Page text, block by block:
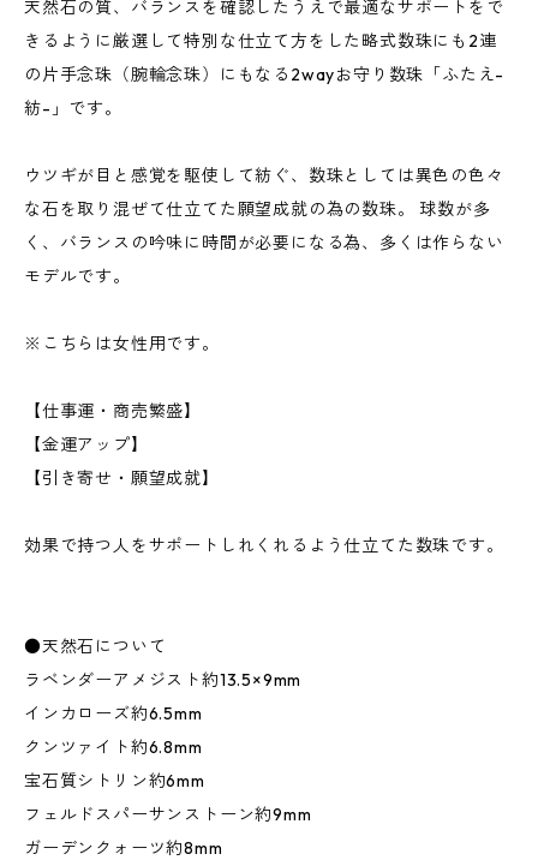
天然石の質、バランスを確認したうえで最適なサポートをで
きるように厳選して特別な仕立て方をした略式数珠にも2連
の片手念珠（腕輪念珠）にもなる2wayお守り数珠「ふたえ-
紡-」です。
ウツギが目と感覚を駆使して紡ぐ、数珠としては異色の色々
な石を取り混ぜて仕立てた願望成就の為の数珠。 球数が多
く、バランスの吟味に時間が必要になる為、多くは作らない
モデルです。
※こちらは女性用です。
【仕事運・商売繁盛】
【金運アップ】
【引き寄せ・願望成就】
効果で持つ人をサポートしれくれるよう仕立てた数珠です。
●天然石について
ラベンダーアメジスト約13.5×9mm
インカローズ約6.5mm
クンツァイト約6.8mm
宝石質シトリン約6mm
フェルドスパーサンストーン約9mm
ガーデンクォーツ約8mm